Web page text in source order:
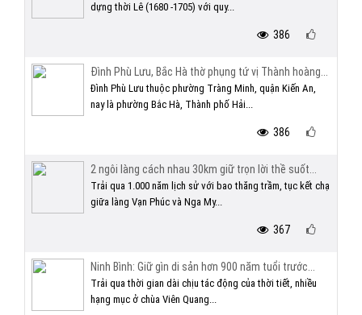
dựng thời Lê (1680 -1705) với quy...
386
Đình Phù Lưu, Bắc Hà thờ phụng tứ vị Thành hoàng...
Đình Phù Lưu thuộc phường Tràng Minh, quận Kiến An,
nay là phường Bắc Hà, Thành phố Hải...
386
2 ngôi làng cách nhau 30km giữ trọn lời thề suốt...
Trải qua 1.000 năm lịch sử với bao thăng trầm, tục kết chạ
giữa làng Vạn Phúc và Nga My...
367
Ninh Bình: Giữ gìn di sản hơn 900 năm tuổi trước...
Trải qua thời gian dài chịu tác động của thời tiết, nhiều
hạng mục ở chùa Viên Quang...